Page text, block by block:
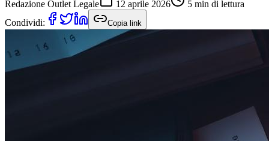
Redazione Outlet Legale 12 aprile 2026 5 min di lettura
Condividi:
Copia link